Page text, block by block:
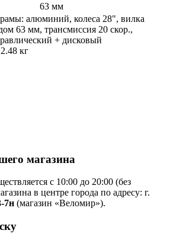
63 мм
алюминий, колеса 28", вилка
63 мм, трансмиссия 20 скор.,
+ дисковый
кг
магазина
с 10:00 до 20:00 (без
в центре города по адресу: г.
7н (магазин «Веломир»).